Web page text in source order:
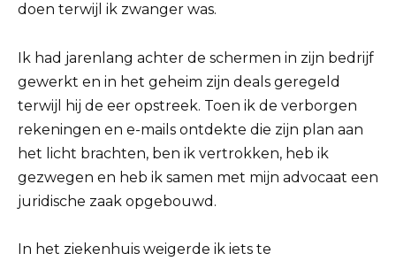
doen terwijl ik zwanger was.
Ik had jarenlang achter de schermen in zijn bedrijf
gewerkt en in het geheim zijn deals geregeld
terwijl hij de eer opstreek. Toen ik de verborgen
rekeningen en e-mails ontdekte die zijn plan aan
het licht brachten, ben ik vertrokken, heb ik
gezwegen en heb ik samen met mijn advocaat een
juridische zaak opgebouwd.
In het ziekenhuis weigerde ik iets te